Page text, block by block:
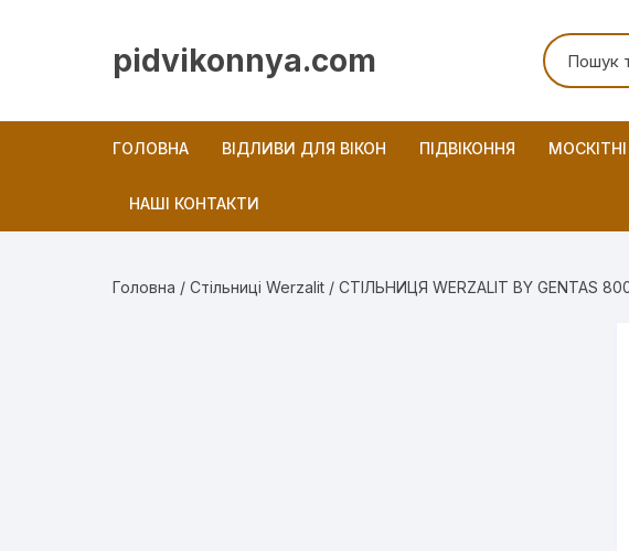
pidvikonnya.com
ГОЛОВНА ВІДЛИВИ ДЛЯ ВІКОН ПІДВІКОННЯ
НАШІ КОНТАКТИ
Головна / Стільниці Werzalit / СТІЛЬНИЦЯ WERZALIT BY GENTAS